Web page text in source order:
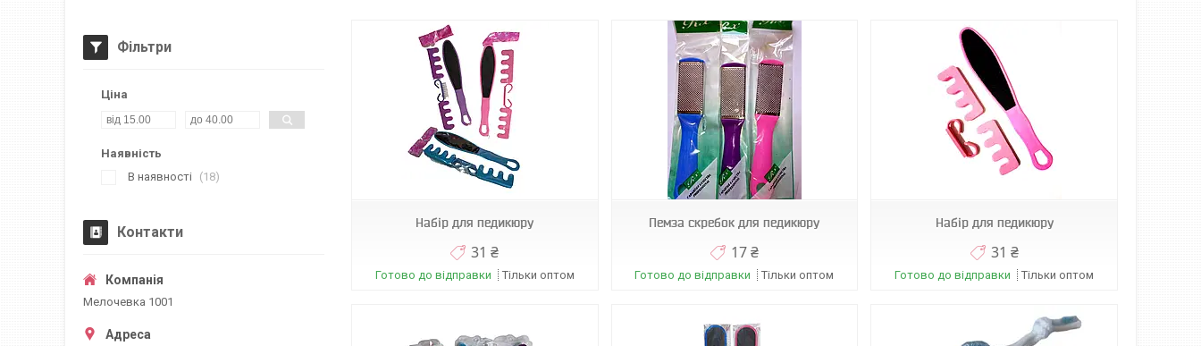
Набір для педикюру
31 ₴
Готово до відправки Тільки оптом
Пемза скребок для педикюру
17 ₴
Готово до відправки Тільки оптом
09255
Набір для педикюру
31 ₴
Готово до відправки Тільки оптом
Фільтри
Ціна
Наявність
В наявності
18
Контакти
Мелочевка 1001